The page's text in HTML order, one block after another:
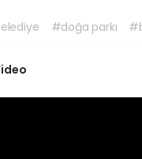
#doğa parkı